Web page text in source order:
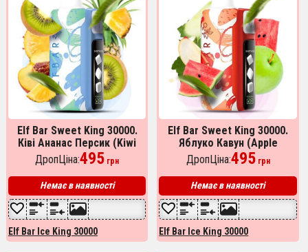
Elf Bar Sweet King 30000.
Ківі Ананас Персик (Kiwi
Pineapple Peach)
ДропЦіна:495 грн
Немає в наявності
Elf Bar Ice King 30000
Elf Bar Sweet King 30000.
Яблуко Кавун (Apple
Watermelon)
ДропЦіна:495грн
Немає в наявності
Elf Bar Ice King 30000